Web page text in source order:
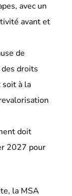
avec un
avant et
de
des droits
à la
doit
2027 pour
la MSA